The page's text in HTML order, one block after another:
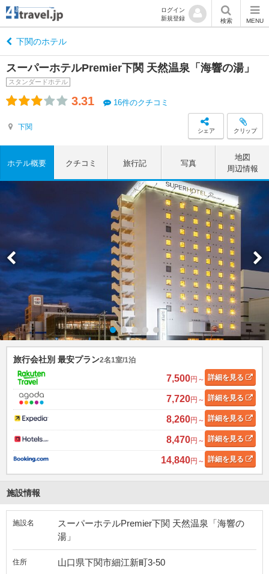
ログイン
新規登録
検索 MENU
下関のホテル
スーパーホテルPremier下関 天然温泉「海響の湯」
スタンダードホテル
3.31 16件のクチコミ
下関 シェア クリップ
ホテル概要 クチコミ 旅行記 写真
地図
周辺情報
旅行会社別 最安プラン2名1室/1泊
7,500円～ 詳細を見る
7,720円～ 詳細を見る
8,260円～ 詳細を見る
8,470円～ 詳細を見る
14,840円～ 詳細を見る
施設情報
施設名
スーパーホテルPremier下関 天然温泉「海響の
湯」
住所 山口県下関市細江新町3-50